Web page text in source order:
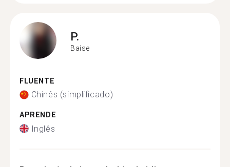
P.
Baise
FLUENTE
Chinês (simplificado)
APRENDE
Inglês